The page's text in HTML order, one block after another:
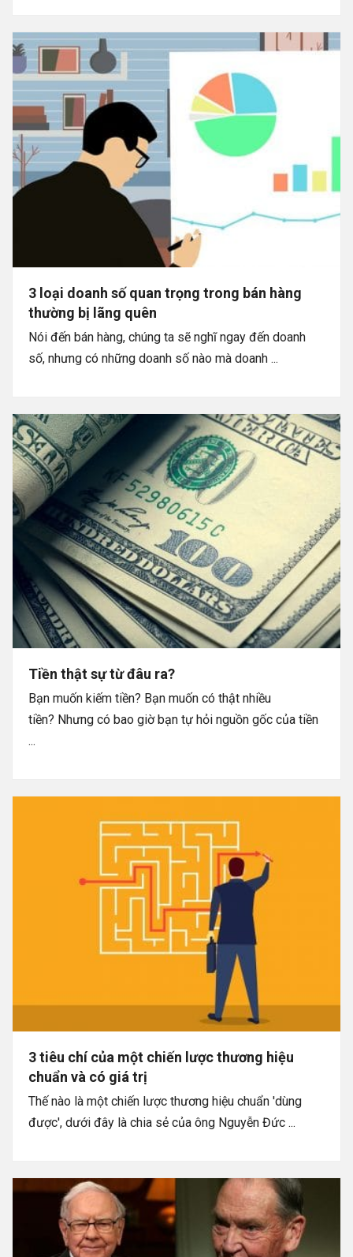
3 loại doanh số quan trọng trong bán hàng
thường bị lãng quên
Nói đến bán hàng, chúng ta sẽ nghĩ ngay đến doanh
số, nhưng có những doanh số nào mà doanh ...
Tiền thật sự từ đâu ra?
Bạn muốn kiếm tiền? Bạn muốn có thật nhiều
tiền? Nhưng có bao giờ bạn tự hỏi nguồn gốc của tiền
...
3 tiêu chí của một chiến lược thương hiệu
chuẩn và có giá trị
Thế nào là một chiến lược thương hiệu chuẩn 'dùng
được', dưới đây là chia sẻ của ông Nguyễn Đức ...